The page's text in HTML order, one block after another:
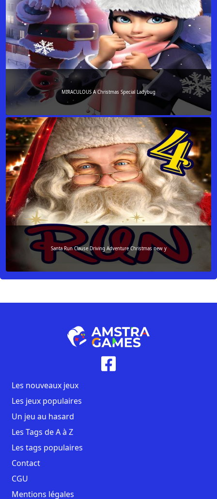
MIRACULOUS A Christmas Special Ladybug
Santa Run Clause Driving Adventure Christmas new y
Les nouveaux jeux
Les jeux populaires
Un jeu au hasard
Les Tags de A à Z
Les tags populaires
Contact
CGU
Mentions légales